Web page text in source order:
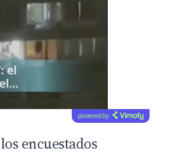
powered by
encuestados